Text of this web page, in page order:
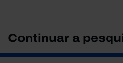
Continuar a